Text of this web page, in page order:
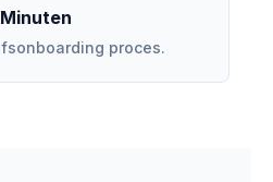
proces.